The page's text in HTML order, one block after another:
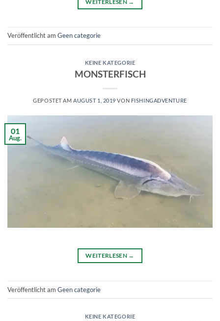
WEITERLESEN →
Veröffentlicht am Geen categorie
KEINE KATEGORIE
MONSTERFISCH
GEPOSTET AM AUGUST 1, 2019 VON FISHINGADVENTURE
01
Aug.
WEITERLESEN →
Veröffentlicht am Geen categorie
KEINE KATEGORIE